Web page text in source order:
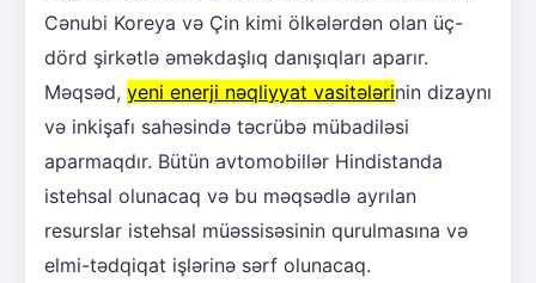
Cənubi Koreya və Çin kimi ölkələrdən olan üç-
dörd şirkətlə əməkdaşlıq danışıqları aparır.
Məqsəd, yeni enerji nəqliyyat vasitələrinin dizaynı
və inkişafı sahəsində təcrübə mübadiləsi
aparmaqdır. Bütün avtomobillər Hindistanda
istehsal olunacaq və bu məqsədlə ayrılan
resurslar istehsal müəssisəsinin qurulmasına və
elmi-tədqiqat işlərinə sərf olunacaq.